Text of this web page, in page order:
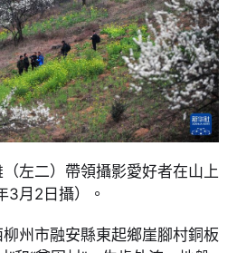
左二）帶領攝影愛好者在山上
3月2日攝）。
州市融安縣東起鄉崖腳村銅板